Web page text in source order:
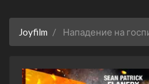
Joyfilm Нападение на